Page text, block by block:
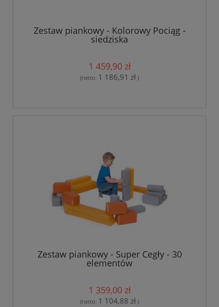
Zestaw piankowy - Kolorowy Pociąg -
siedziska
1 459,90 zł
(netto: 1 186,91 zł )
Zestaw piankowy - Super Cegły - 30
elementów
1 359,00 zł
(netto: 1 104,88 zł )